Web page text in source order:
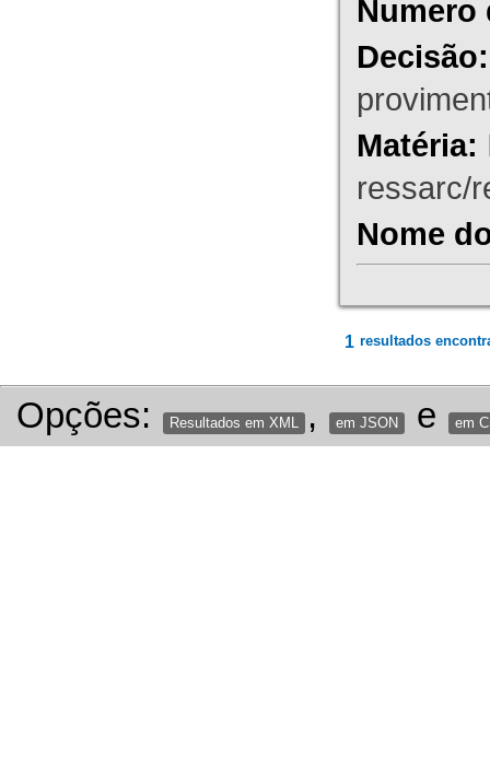
Numero
Decisão:
Matéria:
ressarc/
Nome
1 resultados
Opções: Resultados em XML , em JSON e em